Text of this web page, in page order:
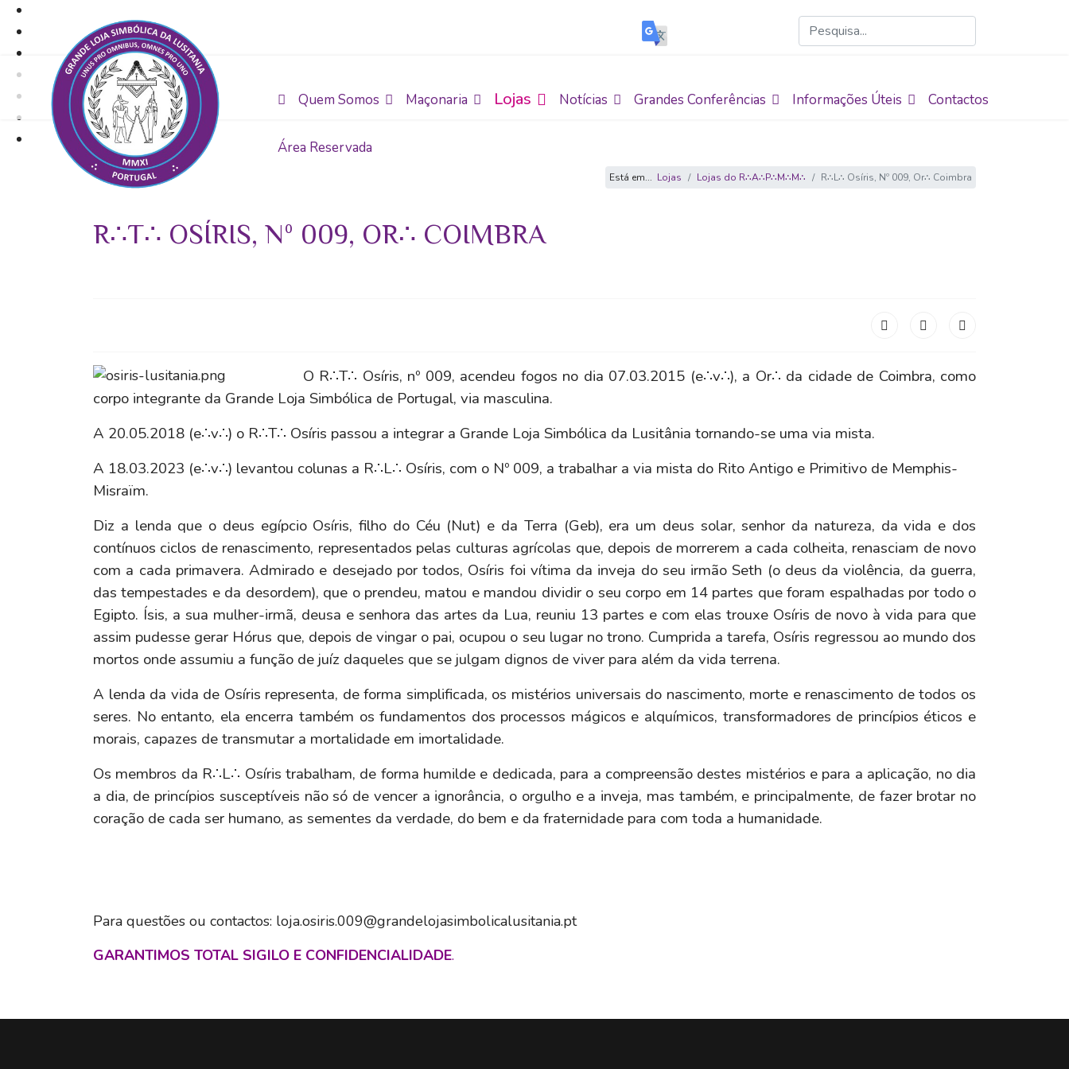
Quem Somos Maçonaria Lojas Notícias Grandes Conferências Informações Úteis Contactos
Área Reservada
Está em... Lojas Lojas do R∴A∴P∴M∴M∴ R∴L∴ Osíris, Nº 009, Or∴ Coimbra
R∴T∴ OSÍRIS, Nº 009, OR∴ COIMBRA
O R∴T∴ Osíris, nº 009, acendeu fogos no dia 07.03.2015 (e∴v∴), a Or∴ da cidade de Coimbra, como
corpo integrante da Grande Loja Simbólica de Portugal, via masculina.
A 20.05.2018 (e∴v∴) o R∴T∴ Osíris passou a integrar a Grande Loja Simbólica da Lusitânia tornando-se uma via mista.
A 18.03.2023 (e∴v∴) levantou colunas a R∴L∴ Osíris, com o Nº 009, a trabalhar a via mista do Rito Antigo e Primitivo de Memphis-
Misraïm.
Diz a lenda que o deus egípcio Osíris, filho do Céu (Nut) e da Terra (Geb), era um deus solar, senhor da natureza, da vida e dos
contínuos ciclos de renascimento, representados pelas culturas agrícolas que, depois de morrerem a cada colheita, renasciam de novo
com a cada primavera. Admirado e desejado por todos, Osíris foi vítima da inveja do seu irmão Seth (o deus da violência, da guerra,
das tempestades e da desordem), que o prendeu, matou e mandou dividir o seu corpo em 14 partes que foram espalhadas por todo o
Egipto. Ísis, a sua mulher-irmã, deusa e senhora das artes da Lua, reuniu 13 partes e com elas trouxe Osíris de novo à vida para que
assim pudesse gerar Hórus que, depois de vingar o pai, ocupou o seu lugar no trono. Cumprida a tarefa, Osíris regressou ao mundo dos
mortos onde assumiu a função de juíz daqueles que se julgam dignos de viver para além da vida terrena.
A lenda da vida de Osíris representa, de forma simplificada, os mistérios universais do nascimento, morte e renascimento de todos os
seres. No entanto, ela encerra também os fundamentos dos processos mágicos e alquímicos, transformadores de princípios éticos e
morais, capazes de transmutar a mortalidade em imortalidade.
Os membros da R∴L∴ Osíris trabalham, de forma humilde e dedicada, para a compreensão destes mistérios e para a aplicação, no dia
a dia, de princípios susceptíveis não só de vencer a ignorância, o orgulho e a inveja, mas também, e principalmente, de fazer brotar no
coração de cada ser humano, as sementes da verdade, do bem e da fraternidade para com toda a humanidade.
Para questões ou contactos: loja.osiris.009@grandelojasimbolicalusitania.pt
GARANTIMOS TOTAL SIGILO E CONFIDENCIALIDADE.